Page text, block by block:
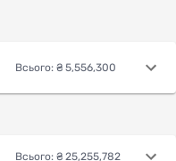
Всього: ₴ 5,556,300
Всього: ₴ 25,255,782